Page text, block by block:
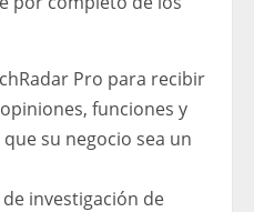
Pro para recibir
funciones y
su negocio sea un
investigación de